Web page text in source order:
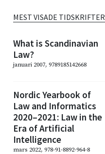
MEST VISADE TIDSKRIFTER
What is Scandinavian
Law?
januari 2007, 9789185142668
Nordic Yearbook of
Law and Informatics
2020–2021: Law in the
Era of Artificial
Intelligence
mars 2022, 978-91-8892-964-8